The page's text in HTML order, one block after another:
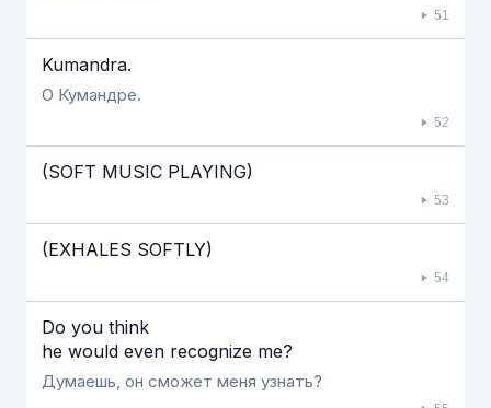
51
Kumandra.
О Кумандре.
52
(SOFT MUSIC PLAYING)
53
(EXHALES SOFTLY)
54
Do you think
he would even recognize me?
Думаешь, он сможет меня узнать?